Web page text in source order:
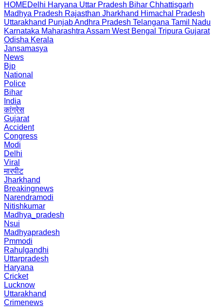
HOMEDelhi Haryana Uttar Pradesh Bihar Chhattisgarh
Madhya Pradesh Rajasthan Jharkhand Himachal Pradesh
Uttarakhand PunjabAndhra Pradesh Telangana Tamil Nadu
Karnataka Maharashtra Assam West Bengal Tripura Gujarat
Odisha Kerala
Jansamasya
News
Bjp
National
Police
Bihar
India
कांग्रेस
Gujarat
Accident
Congress
Modi
Delhi
Viral
मारपीट
Jharkhand
Breakingnews
Narendramodi
Nitishkumar
Madhya_pradesh
Nsui
Madhyapradesh
Pmmodi
Rahulgandhi
Uttarpradesh
Haryana
Cricket
Lucknow
Uttarakhand
Crimenews